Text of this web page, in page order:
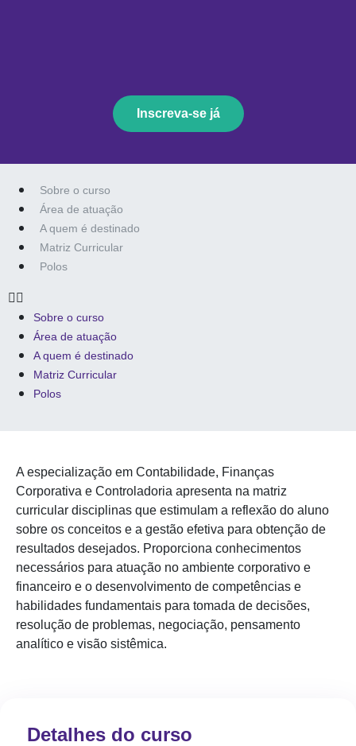
Inscreva-se já
Sobre o curso
Área de atuação
A quem é destinado
Matriz Curricular
Polos
Sobre o curso
Área de atuação
A quem é destinado
Matriz Curricular
Polos
A especialização em Contabilidade, Finanças
Corporativa e Controladoria apresenta na matriz
curricular disciplinas que estimulam a reflexão do aluno
sobre os conceitos e a gestão efetiva para obtenção de
resultados desejados. Proporciona conhecimentos
necessários para atuação no ambiente corporativo e
financeiro e o desenvolvimento de competências e
habilidades fundamentais para tomada de decisões,
resolução de problemas, negociação, pensamento
analítico e visão sistêmica.
Detalhes do curso